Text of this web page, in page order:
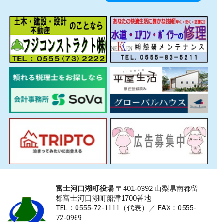
富士河口湖町役場〒401-0392 山梨県南都留
郡富士河口湖町船津1700番地
TEL：0555-72-1111 （代表）／ FAX：0555-
72-0969